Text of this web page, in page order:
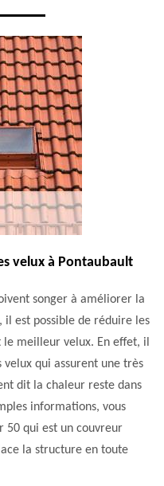
velux à Pontaubault
songer à améliorer la
est possible de réduire les
le meilleur velux. En effet, il
qui assurent une très
dit la chaleur reste dans
informations, vous
50 qui est un couvreur
la structure en toute